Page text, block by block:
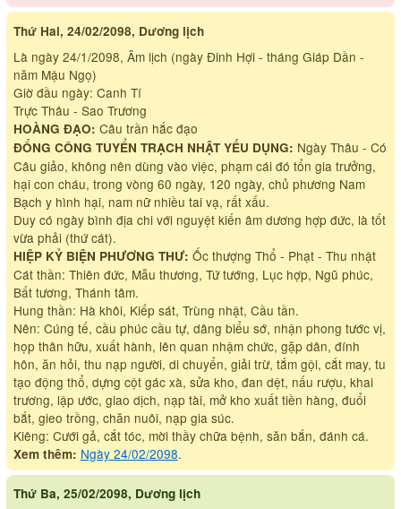
Thứ Hai, 24/02/2098, Dương lịch
Là ngày 24/1/2098, Âm lịch (ngày Đinh Hợi - tháng Giáp Dần -
năm Mậu Ngọ)
Giờ đầu ngày: Canh Tí
Trực Thâu - Sao Trương
HOÀNG ĐẠO: Câu trần hắc đạo
ĐỔNG CÔNG TUYỂN TRẠCH NHẬT YẾU DỤNG: Ngày Thâu - Có
Câu giảo, không nên dùng vào việc, phạm cái đó tổn gia trưởng,
hại con cháu, trong vòng 60 ngày, 120 ngày, chủ phương Nam
Bạch y hình hại, nam nữ nhiều tai vạ, rất xấu.
Duy có ngày bình địa chi với nguyệt kiến âm dương hợp đức, là tốt
vừa phải (thứ cát).
HIỆP KỶ BIỆN PHƯƠNG THƯ: Ốc thượng Thổ - Phạt - Thu nhật
Cát thần: Thiên đức, Mẫu thương, Tứ tướng, Lục hợp, Ngũ phúc,
Bất tương, Thánh tâm.
Hung thần: Hà khôi, Kiếp sát, Trùng nhật, Cầu tần.
Nên: Cúng tế, cầu phúc cầu tự, dâng biểu sớ, nhận phong tước vị,
họp thân hữu, xuất hành, lên quan nhậm chức, gặp dân, đính
hôn, ăn hỏi, thu nạp người, di chuyển, giải trừ, tắm gội, cắt may, tu
tạo động thổ, dựng cột gác xà, sửa kho, đan dệt, nấu rượu, khai
trương, lập ước, giao dịch, nạp tài, mở kho xuất tiền hàng, đuổi
bắt, gieo trồng, chăn nuôi, nạp gia súc.
Kiêng: Cưới gả, cắt tóc, mời thầy chữa bệnh, săn bắn, đánh cá.
Xem thêm: Ngày 24/02/2098.
Thứ Ba, 25/02/2098, Dương lịch